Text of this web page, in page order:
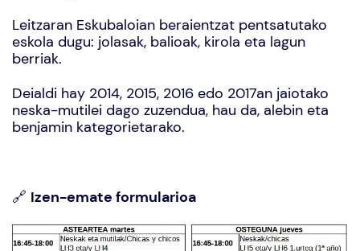
Leitzaran Eskubaloian beraientzat pentsatutako
eskola dugu: jolasak, balioak, kirola eta lagun
berriak.
Deialdi hay 2014, 2015, 2016 edo 2017an jaiotako
neska-mutilei dago zuzendua, hau da, alebin eta
benjamin kategorietarako.
🔗 Izen-emate formularioa